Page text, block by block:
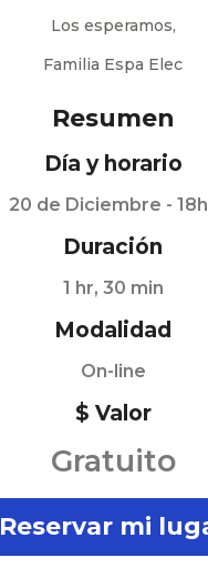
Los esperamos,
Familia Espa Elec
Resumen
Día y horario
20 de Diciembre -
Duración
1 hr, 30 min
Modalidad
On-line
$ Valor
Gratuito
Reservar mi